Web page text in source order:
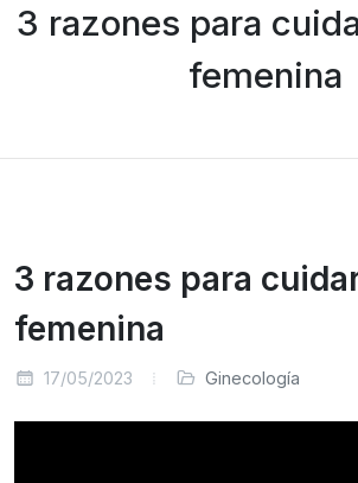
3 razones para
femenina
3 razones para
femenina
17/05/2023 Ginecología